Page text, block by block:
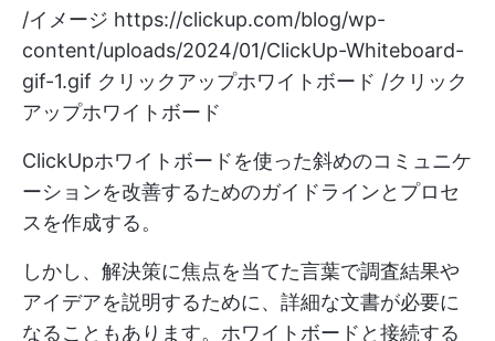
/イメージ https://clickup.com/blog/wp-
content/uploads/2024/01/ClickUp-Whiteboard-
gif-1.gif クリックアップホワイトボード /クリック
アップホワイトボード
ClickUpホワイトボードを使った斜めのコミュニケ
ーションを改善するためのガイドラインとプロセ
スを作成する。
しかし、解決策に焦点を当てた言葉で調査結果や
アイデアを説明するために、詳細な文書が必要に
なることもあります。ホワイトボードと接続する